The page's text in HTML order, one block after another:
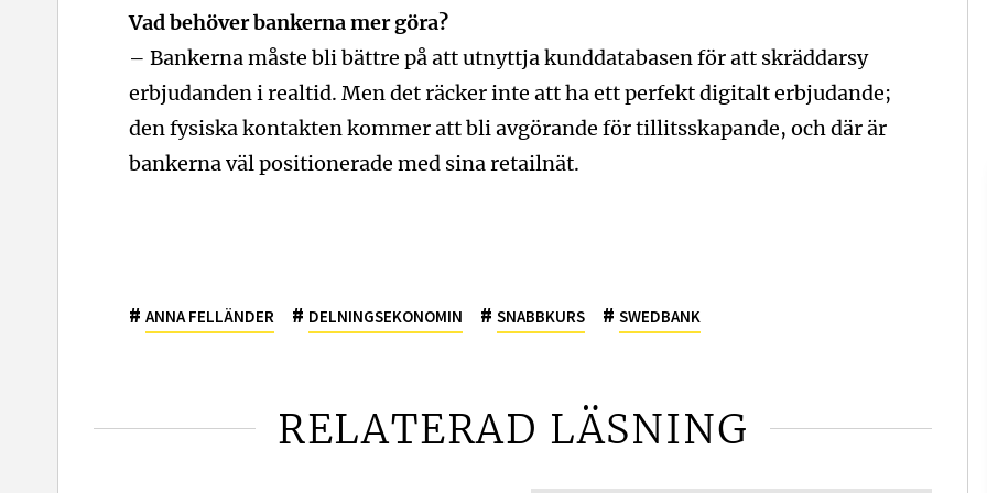
Vad behöver bankerna mer göra?
– Bankerna måste bli bättre på att utnyttja kunddatabasen för att skräddarsy
erbjudanden i realtid. Men det räcker inte att ha ett perfekt digitalt erbjudande;
den fysiska kontakten kommer att bli avgörande för tillitsskapande, och där är
bankerna väl positionerade med sina retailnät.
# ANNA FELLÄNDER # DELNINGSEKONOMIN # SNABBKURS # SWEDBANK
RELATERAD LÄSNING